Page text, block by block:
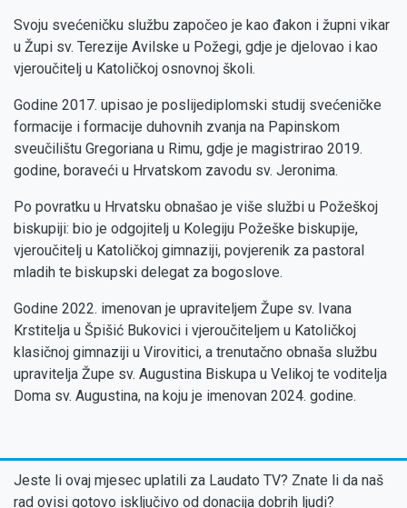
Svoju svećeničku službu započeo je kao đakon i župni vikar
u Župi sv. Terezije Avilske u Požegi, gdje je djelovao i kao
vjeroučitelj u Katoličkoj osnovnoj školi.
Godine 2017. upisao je poslijediplomski studij svećeničke
formacije i formacije duhovnih zvanja na Papinskom
sveučilištu Gregoriana u Rimu, gdje je magistrirao 2019.
godine, boraveći u Hrvatskom zavodu sv. Jeronima.
Po povratku u Hrvatsku obnašao je više službi u Požeškoj
biskupiji: bio je odgojitelj u Kolegiju Požeške biskupije,
vjeroučitelj u Katoličkoj gimnaziji, povjerenik za pastoral
mladih te biskupski delegat za bogoslove.
Godine 2022. imenovan je upraviteljem Župe sv. Ivana
Krstitelja u Špišić Bukovici i vjeroučiteljem u Katoličkoj
klasičnoj gimnaziji u Virovitici, a trenutačno obnaša službu
upravitelja Župe sv. Augustina Biskupa u Velikoj te voditelja
Doma sv. Augustina, na koju je imenovan 2024. godine.
Jeste li ovaj mjesec uplatili za Laudato TV? Znate li da naš
rad ovisi gotovo isključivo od donacija dobrih ljudi?